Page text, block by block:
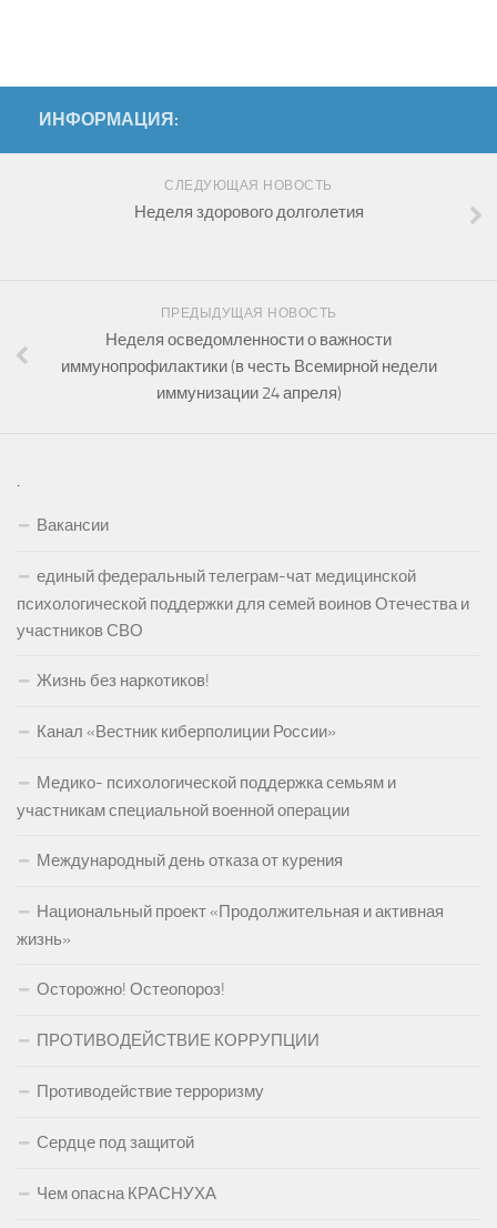
ИНФОРМАЦИЯ:
СЛЕДУЮЩАЯ НОВОСТЬ
Неделя здорового долголетия
ПРЕДЫДУЩАЯ НОВОСТЬ
Неделя осведомленности о важности
иммунопрофилактики (в честь Всемирной недели
иммунизации 24 апреля)
.
Вакансии
единый федеральный телеграм-чат медицинской
психологической поддержки для семей воинов Отечества и
участников СВО
Жизнь без наркотиков!
Канал «Вестник киберполиции России»
Медико- психологической поддержка семьям и
участникам специальной военной операции
Международный день отказа от курения
Национальный проект «Продолжительная и активная
жизнь»
Осторожно! Остеопороз!
ПРОТИВОДЕЙСТВИЕ КОРРУПЦИИ
Противодействие терроризму
Сердце под защитой
Чем опасна КРАСНУХА